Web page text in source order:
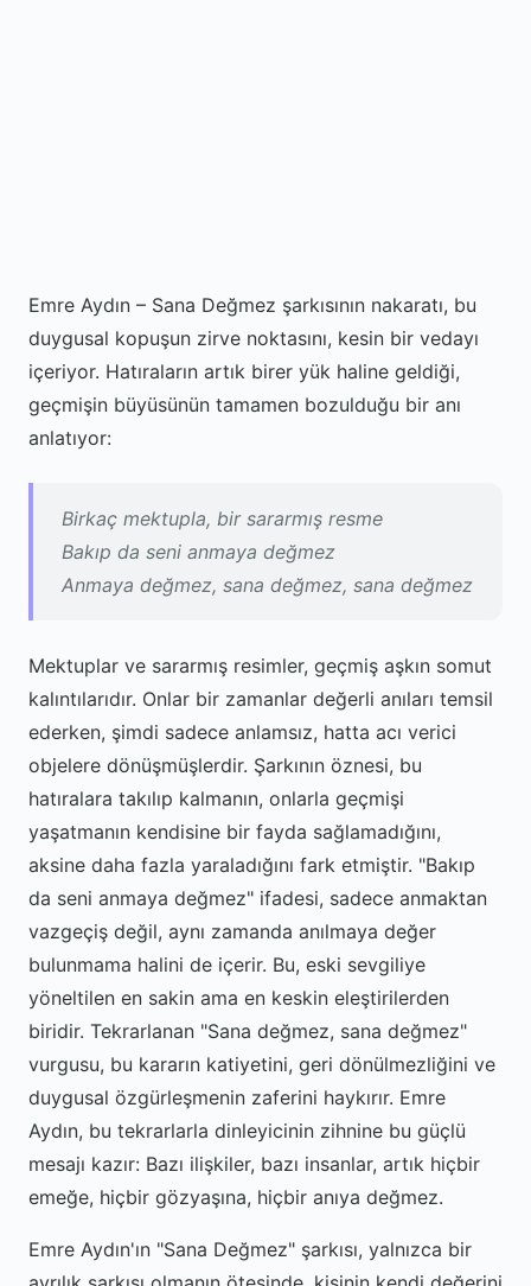
Emre Aydın – Sana Değmez şarkısının nakaratı, bu
duygusal kopuşun zirve noktasını, kesin bir vedayı
içeriyor. Hatıraların artık birer yük haline geldiği,
geçmişin büyüsünün tamamen bozulduğu bir anı
anlatıyor:
Birkaç mektupla, bir sararmış resme
Bakıp da seni anmaya değmez
Anmaya değmez, sana değmez, sana değmez
Mektuplar ve sararmış resimler, geçmiş aşkın somut
kalıntılarıdır. Onlar bir zamanlar değerli anıları temsil
ederken, şimdi sadece anlamsız, hatta acı verici
objelere dönüşmüşlerdir. Şarkının öznesi, bu
hatıralara takılıp kalmanın, onlarla geçmişi
yaşatmanın kendisine bir fayda sağlamadığını,
aksine daha fazla yaraladığını fark etmiştir. "Bakıp
da seni anmaya değmez" ifadesi, sadece anmaktan
vazgeçiş değil, aynı zamanda anılmaya değer
bulunmama halini de içerir. Bu, eski sevgiliye
yöneltilen en sakin ama en keskin eleştirilerden
biridir. Tekrarlanan "Sana değmez, sana değmez"
vurgusu, bu kararın katiyetini, geri dönülmezliğini ve
duygusal özgürleşmenin zaferini haykırır. Emre
Aydın, bu tekrarlarla dinleyicinin zihnine bu güçlü
mesajı kazır: Bazı ilişkiler, bazı insanlar, artık hiçbir
emeğe, hiçbir gözyaşına, hiçbir anıya değmez.
Emre Aydın'ın "Sana Değmez" şarkısı, yalnızca bir